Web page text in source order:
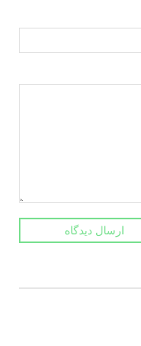
ارسال دیدگاه